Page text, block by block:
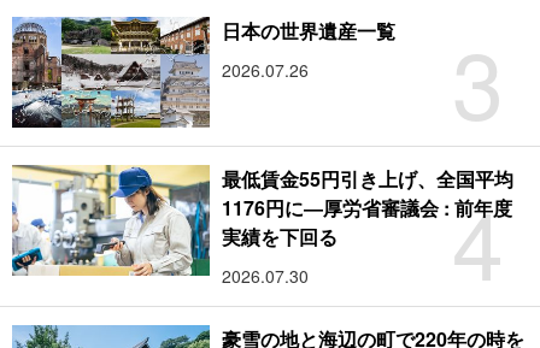
3
日本の世界遺産一覧
2026.07.26
4
最低賃金55円引き上げ、全国平均
1176円に―厚労省審議会 : 前年度
実績を下回る
2026.07.30
豪雪の地と海辺の町で220年の時を